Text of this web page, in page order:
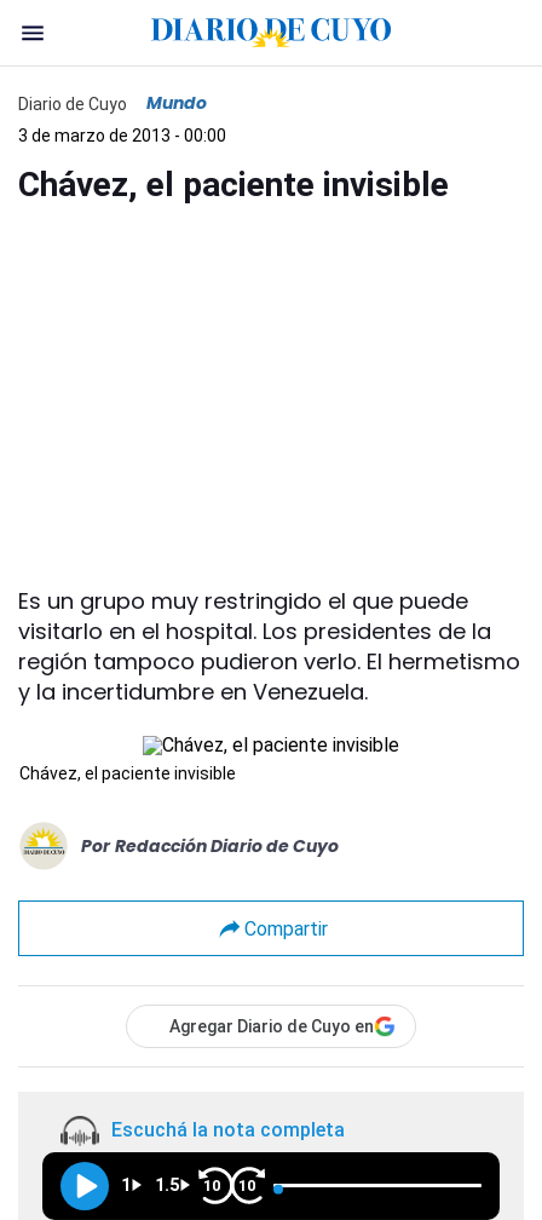
Diario de Cuyo Mundo
3 de marzo de 2013 - 00:00
Chávez, el paciente invisible
Es un grupo muy restringido el que puede
visitarlo en el hospital. Los presidentes de la
región tampoco pudieron verlo. El hermetismo
y la incertidumbre en Venezuela.
Chávez, el paciente invisible
Por Redacción Diario de Cuyo
Compartir
Agregar Diario de Cuyo en
Escuchá la nota completa
1 1.5 10 10